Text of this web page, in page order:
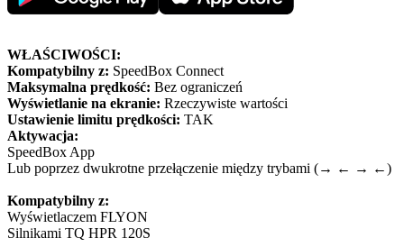
WŁAŚCIWOŚCI:
Kompatybilny z: SpeedBox Connect
Maksymalna prędkość: Bez ograniczeń
Wyświetlanie na ekranie: Rzeczywiste wartości
Ustawienie limitu prędkości: TAK
Aktywacja:
SpeedBox App
Lub poprzez dwukrotne przełączenie między trybami (→ ← → ←)
Kompatybilny z:
Wyświetlaczem FLYON
Silnikami TQ HPR 120S